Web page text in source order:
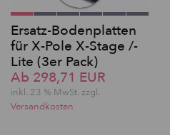
Ersatz-Bodenplatten
für X-Pole X-Stage /-
Lite (3er Pack)
Ab 298,71 EUR
inkl. 23 % MwSt. zzgl.
Versandkosten